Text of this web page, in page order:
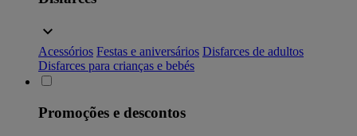
Acessórios Festas e aniversários Disfarces de adultos
Disfarces para crianças e bebés
Promoções e descontos